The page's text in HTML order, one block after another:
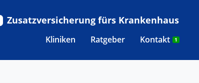
Kliniken
Ratgeber Kontakt 1
Zusatzversicherung fürs Krankenhaus